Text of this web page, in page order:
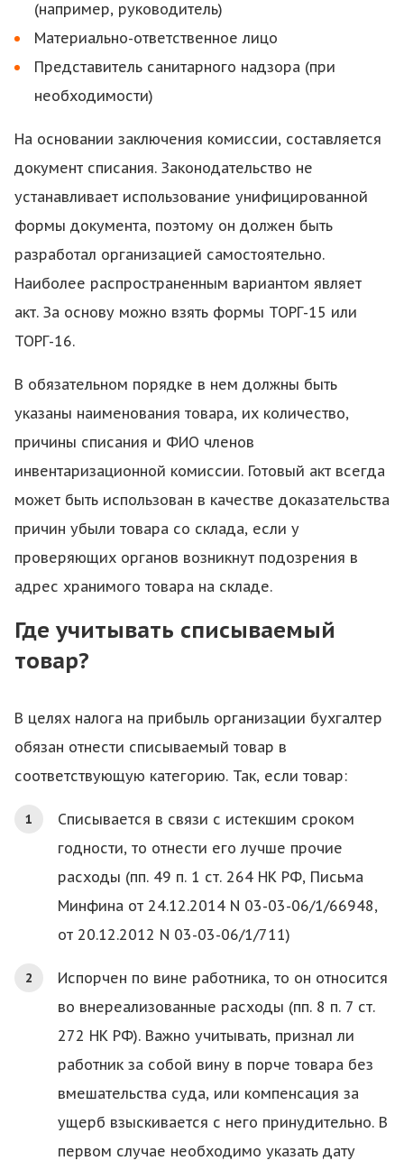
(например, руководитель)
Материально-ответственное лицо
Представитель санитарного надзора (при
необходимости)
На основании заключения комиссии, составляется
документ списания. Законодательство не
устанавливает использование унифицированной
формы документа, поэтому он должен быть
разработал организацией самостоятельно.
Наиболее распространенным вариантом являет
акт. За основу можно взять формы ТОРГ-15 или
ТОРГ-16.
В обязательном порядке в нем должны быть
указаны наименования товара, их количество,
причины списания и ФИО членов
инвентаризационной комиссии. Готовый акт всегда
может быть использован в качестве доказательства
причин убыли товара со склада, если у
проверяющих органов возникнут подозрения в
адрес хранимого товара на складе.
Где учитывать списываемый
товар?
В целях налога на прибыль организации бухгалтер
обязан отнести списываемый товар в
соответствующую категорию. Так, если товар:
Списывается в связи с истекшим сроком
годности, то отнести его лучше прочие
расходы (пп. 49 п. 1 ст. 264 НК РФ, Письма
Минфина от 24.12.2014 N 03-03-06/1/66948,
от 20.12.2012 N 03-03-06/1/711)
Испорчен по вине работника, то он относится
во внереализованные расходы (пп. 8 п. 7 ст.
272 НК РФ). Важно учитывать, признал ли
работник за собой вину в порче товара без
вмешательства суда, или компенсация за
ущерб взыскивается с него принудительно. В
первом случае необходимо указать дату